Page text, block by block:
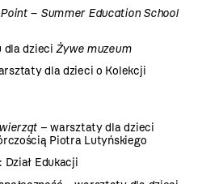
– Summer Education School
dla dzieciŻywe muzeum
dla dzieci o Kolekcji
– warsztaty dla dzieci
Piotra Lutyńskiego
Edukacji